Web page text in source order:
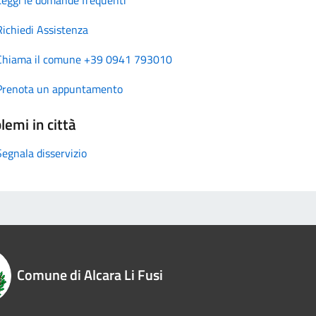
Assistenza
il comune +39 0941 793010
un appuntamento
in città
disservizio
Comune di Alcara Li Fusi